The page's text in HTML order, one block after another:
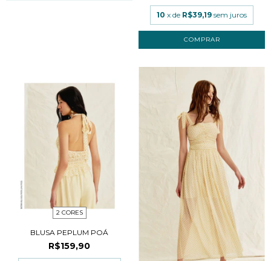
10 x de R$39,19 sem juros
COMPRAR
2 CORES
BLUSA PEPLUM POÁ
R$159,90